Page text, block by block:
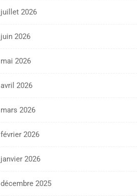
juillet 2026
juin 2026
mai 2026
avril 2026
mars 2026
février 2026
janvier 2026
décembre 2025